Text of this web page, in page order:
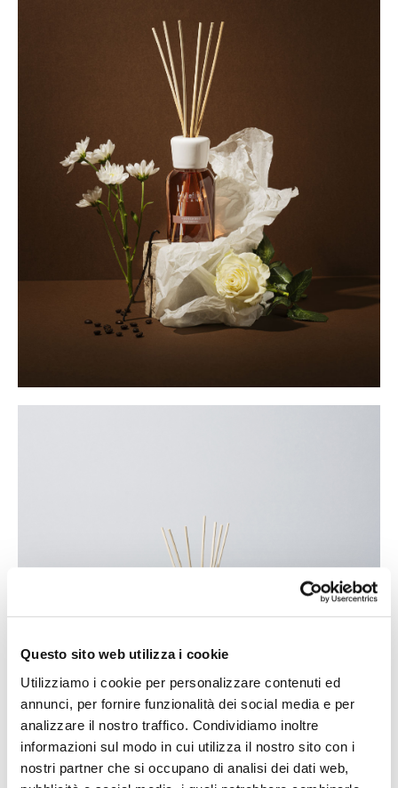
Questo sito web utilizza i cookie
Utilizziamo i cookie per personalizzare contenuti ed
annunci, per fornire funzionalità dei social media e per
analizzare il nostro traffico. Condividiamo inoltre
informazioni sul modo in cui utilizza il nostro sito con i
nostri partner che si occupano di analisi dei dati web,